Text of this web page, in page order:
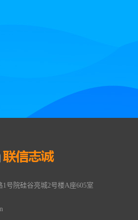
号院硅谷亮城2号楼A座605室